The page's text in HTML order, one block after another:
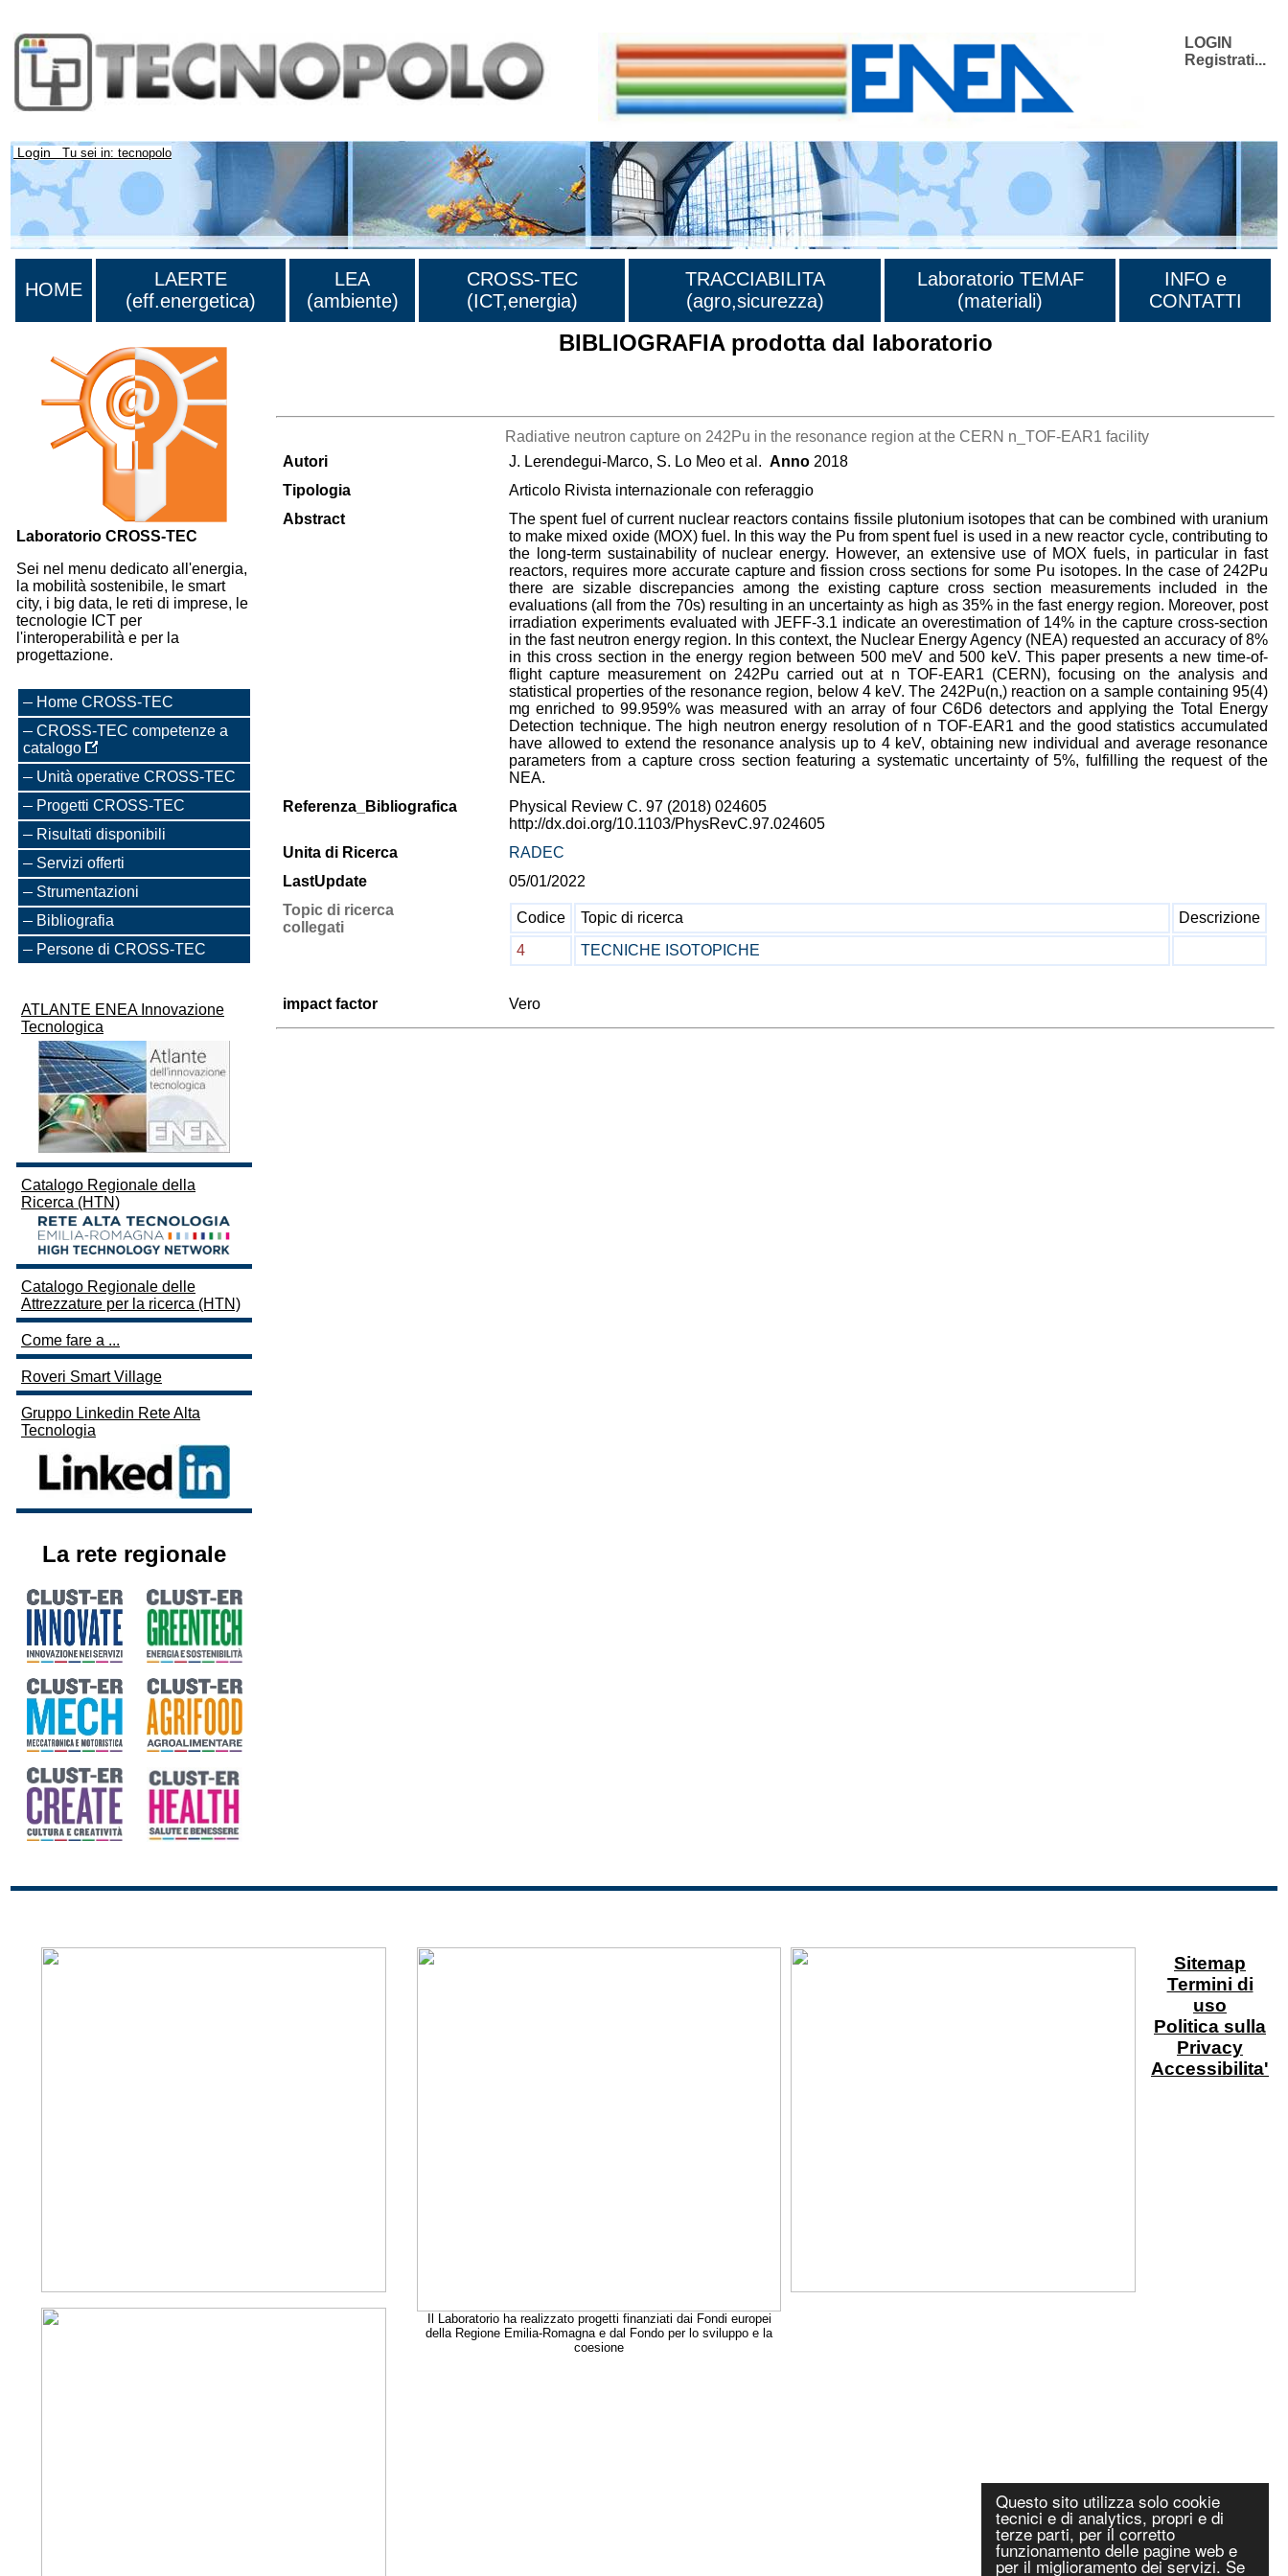
Questo sito utilizza solo cookie
tecnici e di analytics, propri e di
terze parti, per il corretto
funzionamento delle pagine web e
per il miglioramento dei servizi. Se
LOGIN
Registrati...
Login Tu sei in: tecnopolo
HOME
LAERTE
(eff.energetica)
LEA
(ambiente)
CROSS-TEC
(ICT,energia)
TRACCIABILITA
(agro,sicurezza)
Laboratorio TEMAF
(materiali)
INFO e
CONTATTI
Laboratorio CROSS-TEC
Sei nel menu dedicato all'energia,
la mobilità sostenibile, le smart
city, i big data, le reti di imprese, le
tecnologie ICT per
l'interoperabilità e per la
progettazione.
Home CROSS-TEC
CROSS-TEC competenze a
catalogo
Unità operative CROSS-TEC
Progetti CROSS-TEC
Risultati disponibili
Servizi offerti
Strumentazioni
Bibliografia
Persone di CROSS-TEC
ATLANTE ENEA Innovazione
Tecnologica
Catalogo Regionale della
Ricerca (HTN)
Catalogo Regionale delle
Attrezzature per la ricerca (HTN)
Come fare a ...
Roveri Smart Village
Gruppo Linkedin Rete Alta
Tecnologia
La rete regionale
BIBLIOGRAFIA prodotta dal laboratorio
Radiative neutron capture on 242Pu in the resonance region at the CERN n_TOF-EAR1 facility
Autori
J. Lerendegui-Marco, S. Lo Meo et al. Anno 2018
Tipologia
Articolo Rivista internazionale con referaggio
Abstract
The spent fuel of current nuclear reactors contains fissile plutonium isotopes that can be combined with uranium
to make mixed oxide (MOX) fuel. In this way the Pu from spent fuel is used in a new reactor cycle, contributing to
the long-term sustainability of nuclear energy. However, an extensive use of MOX fuels, in particular in fast
reactors, requires more accurate capture and fission cross sections for some Pu isotopes. In the case of 242Pu
there are sizable discrepancies among the existing capture cross section measurements included in the
evaluations (all from the 70s) resulting in an uncertainty as high as 35% in the fast energy region. Moreover, post
irradiation experiments evaluated with JEFF-3.1 indicate an overestimation of 14% in the capture cross-section
in the fast neutron energy region. In this context, the Nuclear Energy Agency (NEA) requested an accuracy of 8%
in this cross section in the energy region between 500 meV and 500 keV. This paper presents a new time-of-
flight capture measurement on 242Pu carried out at n TOF-EAR1 (CERN), focusing on the analysis and
statistical properties of the resonance region, below 4 keV. The 242Pu(n,) reaction on a sample containing 95(4)
mg enriched to 99.959% was measured with an array of four C6D6 detectors and applying the Total Energy
Detection technique. The high neutron energy resolution of n TOF-EAR1 and the good statistics accumulated
have allowed to extend the resonance analysis up to 4 keV, obtaining new individual and average resonance
parameters from a capture cross section featuring a systematic uncertainty of 5%, fulfilling the request of the
NEA.
Referenza_Bibliografica
Physical Review C. 97 (2018) 024605
http://dx.doi.org/10.1103/PhysRevC.97.024605
Unita di Ricerca
RADEC
LastUpdate
05/01/2022
Topic di ricerca
collegati
Codice Topic di ricerca
Descrizione
4
TECNICHE ISOTOPICHE
impact factor Vero
Il Laboratorio ha realizzato progetti finanziati dai Fondi europei
della Regione Emilia-Romagna e dal Fondo per lo sviluppo e la
coesione
Sitemap
Termini di
uso
Politica sulla
Privacy
Accessibilita'